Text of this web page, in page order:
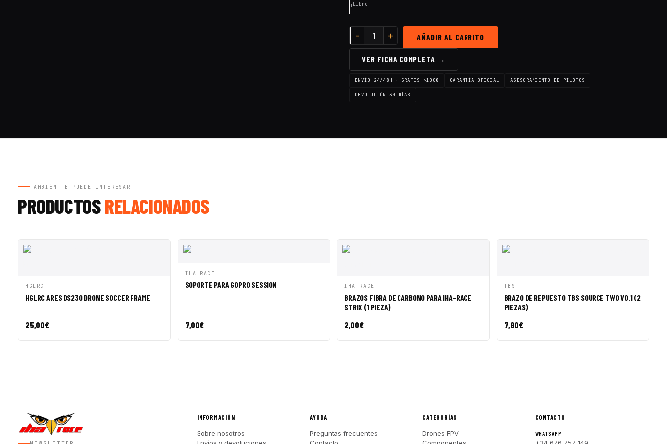
¡Libre
AÑADIR AL CARRITO
VER FICHA COMPLETA →
ENVÍO 24/48H · GRATIS >100€ GARANTÍA OFICIAL ASESORAMIENTO DE PILOTOS
DEVOLUCIÓN 30 DÍAS
TAMBIÉN TE PUEDE INTERESAR
PRODUCTOSRELACIONADOS
VISTA RÁPIDA
HGLRC
HGLRC ARES DS230 DRONE SOCCER FRAME
25,00€
VISTA RÁPIDA
IHA RACE
SOPORTE PARA GOPRO SESSION
7,00€
VISTA RÁPIDA
IHA RACE
BRAZOS FIBRA DE CARBONO PARA IHA-RACE
STRIX (1 PIEZA)
2,00€
VISTA RÁPIDA
TBS
BRAZO DE REPUESTO TBS SOURCE TWO V0.1 (2
PIEZAS)
7,90€
INFORMACIÓN
Sobre nosotros
Envíos y devoluciones
AYUDA
Preguntas frecuentes
Contacto
CATEGORÍAS
Drones FPV
Componentes
CONTACTO
WHATSAPP
+34 676 757 149